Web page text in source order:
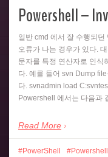
Powershell –
일반 cmd 에서 잘 수행되
오류가 나는 경우가 있다.
문자를 특정 연산자로 인식
다. 예를 들어 svn Dump
다. svnadmin load
Powershell 에서는 다음과
Read More
PowerShell